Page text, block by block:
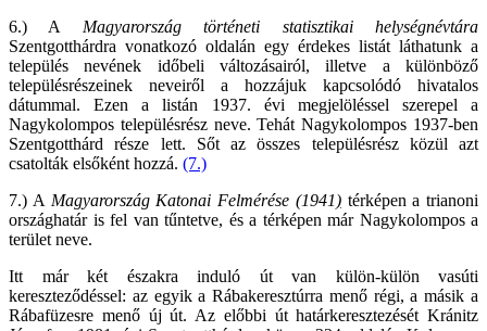
6.) A Magyarország történeti statisztikai helységnévtára
Szentgotthárdra vonatkozó oldalán egy érdekes listát láthatunk a
település nevének időbeli változásairól, illetve a különböző
településrészeinek neveiről a hozzájuk kapcsolódó hivatalos
dátummal. Ezen a listán 1937. évi megjelöléssel szerepel a
Nagykolompos településrész neve. Tehát Nagykolompos 1937-ben
Szentgotthárd része lett. Sőt az összes településrész közül azt
csatolták elsőként hozzá. (7.)
7.) A Magyarország Katonai Felmérése (1941) térképen a trianoni
országhatár is fel van tűntetve, és a térképen már Nagykolompos a
terület neve.
Itt már két északra induló út van külön-külön vasúti
kereszteződéssel: az egyik a Rábakeresztúrra menő régi, a másik a
Rábafüzesre menő új út. Az előbbi út határkeresztezését Kránitz